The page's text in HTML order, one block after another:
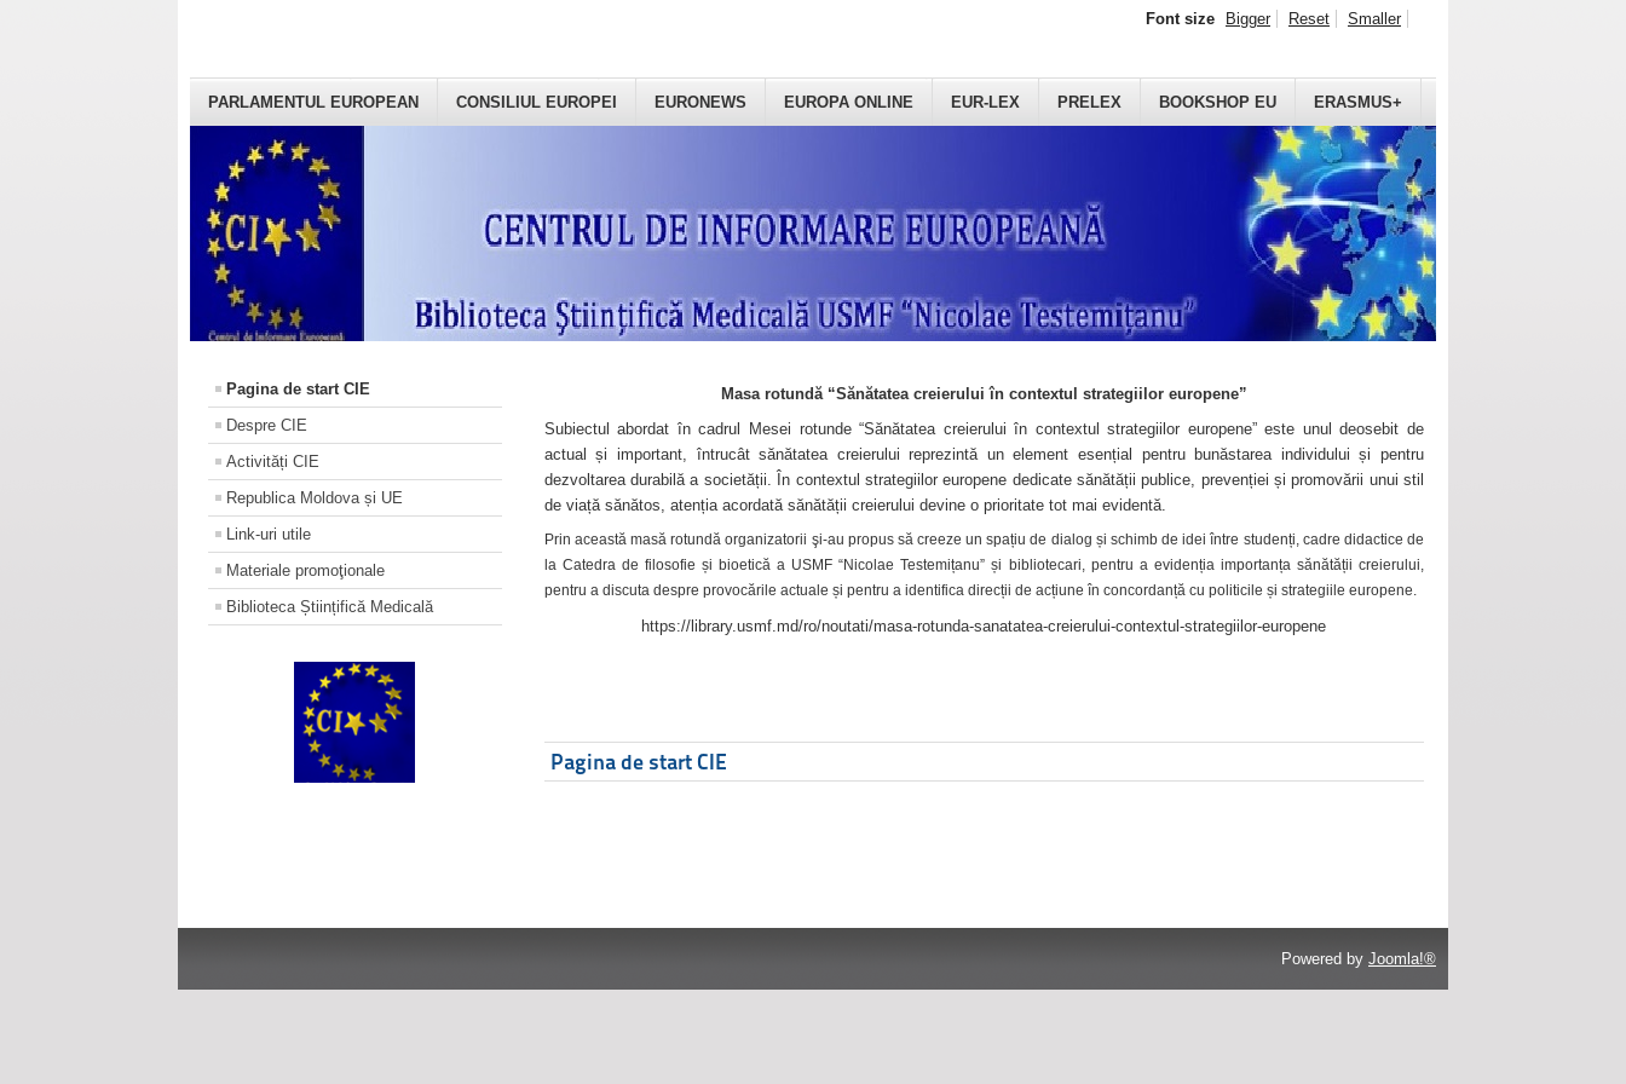
PARLAMENTUL EUROPEAN CONSILIUL EUROPEI EURONEWS EUROPA ONLINE EUR-LEX PRELEX BOOKSHOP EU ERASMUS+
Font size Bigger Reset Smaller
Pagina de start CIE
Despre CIE
Activități CIE
Republica Moldova și UE
Link-uri utile
Materiale promoţionale
Biblioteca Științifică Medicală
Masa rotundă “Sănătatea creierului în contextul strategiilor europene”
Subiectul abordat în cadrul Mesei rotunde “Sănătatea creierului în contextul strategiilor europene” este unul deosebit de
actual și important, întrucât sănătatea creierului reprezintă un element esențial pentru bunăstarea individului și pentru
dezvoltarea durabilă a societății. În contextul strategiilor europene dedicate sănătății publice, prevenției și promovării unui stil
de viață sănătos, atenția acordată sănătății creierului devine o prioritate tot mai evidentă.
Prin această masă rotundă organizatorii şi-au propus să creeze un spațiu de dialog și schimb de idei între studenți, cadre didactice de
la Catedra de filosofie și bioetică a USMF “Nicolae Testemițanu” și bibliotecari, pentru a evidenția importanța sănătății creierului,
pentru a discuta despre provocările actuale și pentru a identifica direcții de acțiune în concordanță cu politicile și strategiile europene.
https://library.usmf.md/ro/noutati/masa-rotunda-sanatatea-creierului-contextul-strategiilor-europene
Pagina de start CIE
Powered by Joomla!®